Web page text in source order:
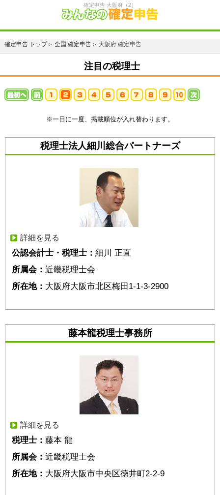
確定申告 大阪府（2）
確定申告 トップ＞ 全国 確定申告＞ 大阪府 確定申告
注目の税理士
※一日に一度、掲載順位が入れ替わります。
税理士法人細川総合パートナーズ
詳細を見る
公認会計士・税理士： 細川 正直
所属会： 近畿税理士会
所在地： 大阪府大阪市北区梅田1-1-3-2900
藤本龍税理士事務所
詳細を見る
税理士： 藤本 龍
所属会： 近畿税理士会
所在地： 大阪府大阪市中央区徳井町2-2-9